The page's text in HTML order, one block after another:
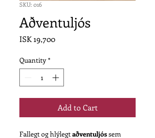
SKU: 016
Aðventuljós
ISK 19,700Price
Quantity *
Add to Cart
Fallegt og hlýlegt aðventuljós sem